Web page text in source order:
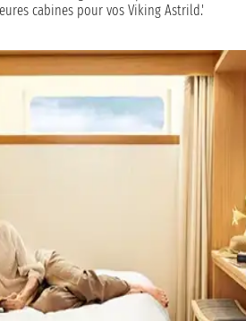
cabines pour vos Viking Astrild.'